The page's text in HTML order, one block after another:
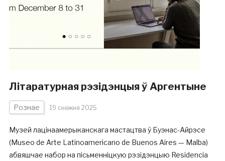
Літаратурная рэзідэнцыя ў Аргентыне
Рознае 19 снежня 2025
Музей лацінаамерыканскага мастацтва ў Буэнас-Айрэсе
(Museo de Arte Latinoamericano de Buenos Aires — Malba)
абвяшчае набор на пісьменніцкую рэзідэнцыю Residencia